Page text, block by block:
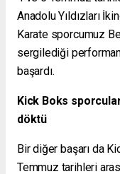
Anadolu Yıldızları
Karate sporcumuz
sergilediği
başardı.
Kick Boks
döktü
Bir diğer başarı da
Temmuz tarihleri